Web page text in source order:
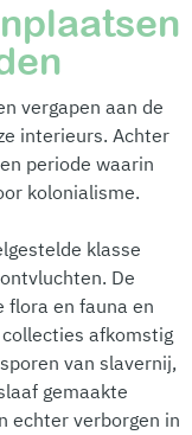
vergapen aan de
interieurs. Achter
periode waarin
kolonialisme.
klasse
De
flora en fauna en
afkomstig
van slavernij,
gemaakte
echter verborgen in